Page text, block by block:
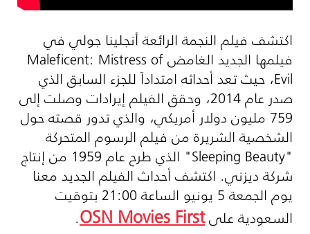
اكتشف فيلم النجمة الرائعة أنجلينا جولي في
فيلمها الجديد الغامضMaleficent: Mistress of
Evil، حيث تعد أحداثه امتداداً للجزء السابق الذي
صدر عام 2014، وحقق الفيلم إيرادات وصلت إلى
759 مليون دولار أمريكي، والذي تدور قصته حول
الشخصية الشريرة من فيلم الرسوم المتحركة
"
Sleeping Beauty " الذي طرح عام 1959 من إنتاج
شركة ديزني. اكتشف أحداث الفيلم الجديد معنا
يوم الجمعة 5 يونيو الساعة 21:00 بتوقيت
السعودية علىOSN Movies First
.